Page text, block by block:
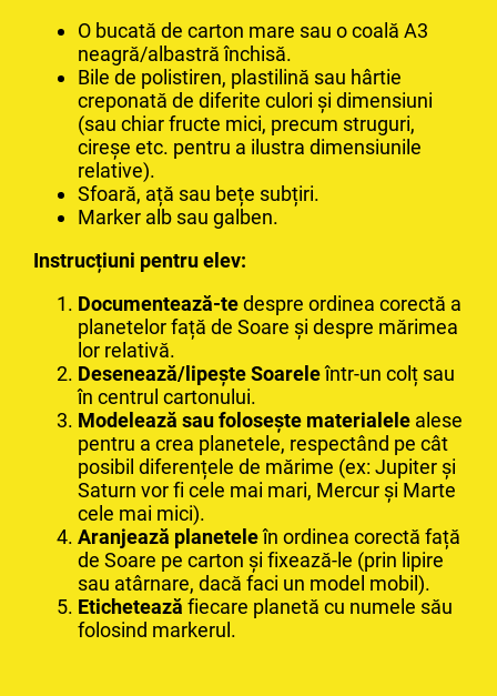
O bucată de carton mare sau o coală A3
neagră/albastră închisă.
Bile de polistiren, plastilină sau hârtie
creponată de diferite culori și dimensiuni
(sau chiar fructe mici, precum struguri,
cireșe etc. pentru a ilustra dimensiunile
relative).
Sfoară, ață sau bețe subțiri.
Marker alb sau galben.
Instrucțiuni pentru elev:
Documentează-tedespre ordinea corectă a
planetelor față de Soare și despre mărimea
lor relativă.
Desenează/lipește Soareleîntr-un colț sau
în centrul cartonului.
Modelează sau folosește materialele alese
pentru a crea planetele, respectând pe cât
posibil diferențele de mărime (ex: Jupiter și
Saturn vor fi cele mai mari, Mercur și Marte
cele mai mici).
Aranjează planeteleîn ordinea corectă față
de Soare pe carton și fixează-le (prin lipire
sau atârnare, dacă faci un model mobil).
Etichetează fiecare planetă cu numele său
folosind markerul.